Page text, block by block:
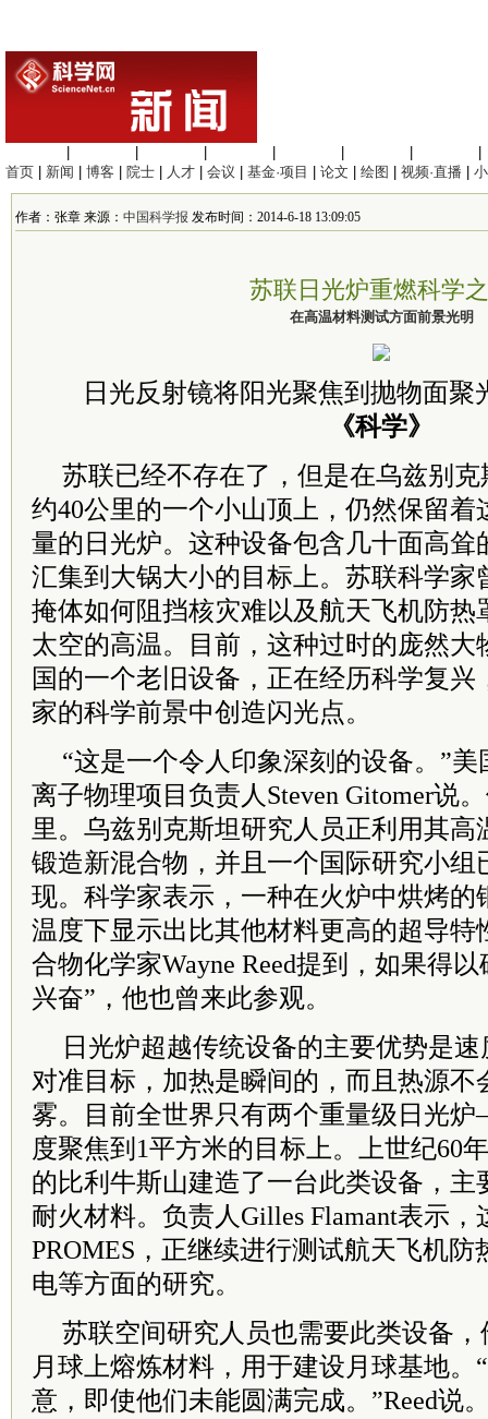
首页
新闻 博客 院士 人才 会议 基金·项目 论文 绘图 视频·直播
作者：张章 来源： 中国科学报 发布时间：2014-6-18 13:09:05
苏联日光炉重燃科学
在高温材料测试方面前景光明
日光反射镜将阳光聚焦到抛物面聚
《科学》
苏联已经不存在了，但是在乌兹别
约40公里的一个小山顶上，仍然保留着
量的日光炉。这种设备包含几十面高耸
汇集到大锅大小的目标上。苏联科学家
掩体如何阻挡核灾难以及航天飞机防热
太空的高温。目前，这种过时的庞然
国的一个老旧设备，正在经历科学复兴
家的科学前景中创造闪光点。
“这是一个令人印象深刻的设备。”
离子物理项目负责人Steven Gitomer说
里。乌兹别克斯坦研究人员正利用其高
锻造新混合物，并且一个国际研究小组
现。科学家表示，一种在火炉中烘烤的
温度下显示出比其他材料更高的超导特
合物化学家Wayne Reed提到，如果得
兴奋”，他也曾来此参观。
日光炉超越传统设备的主要优势是
对准目标，加热是瞬间的，而且热源不
雾。目前全世界只有两个重量级日光
度聚焦到1平方米的目标上。上世纪60
的比利牛斯山建造了一台此类设备，主
耐火材料。负责人Gilles Flamant表示，
PROMES，正继续进行测试航天飞机
电等方面的研究。
苏联空间研究人员也需要此类设备
月球上熔炼材料，用于建设月球基地。
意，即使他们未能圆满完成。”Reed说